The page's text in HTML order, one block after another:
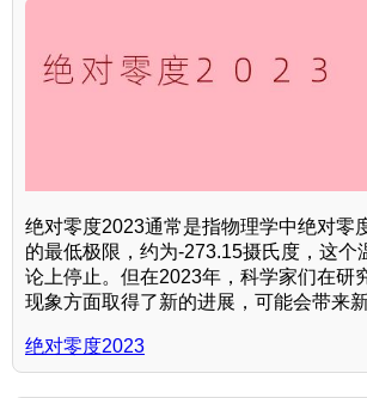
绝对零度2023通常是指物理学中绝对零
的最低极限，约为-273.15摄氏度，这个
论上停止。但在2023年，科学家们在研
现象方面取得了新的进展，可能会带来
绝对零度2023